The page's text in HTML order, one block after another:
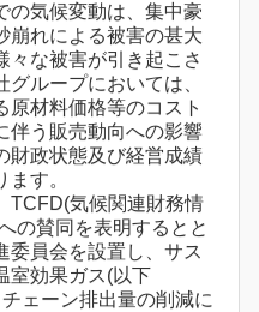
の気候変動は、集中豪
崩れによる被害の甚大
々な被害が引き起こさ
ループにおいては、
原材料価格等のコスト
伴う販売動向への影響
財政状態及び経営成績
す。
TCFD(気候関連財務情
の賛同を表明するとと
委員会を設置し、サス
室効果ガス(以下
ェーン排出量の削減に